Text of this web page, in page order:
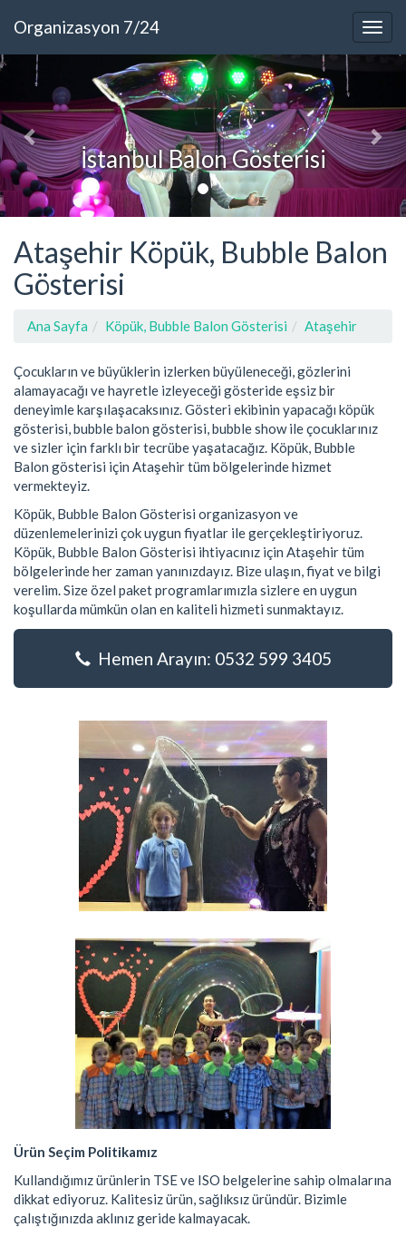
Organizasyon 7/24
İstanbul Balon Gösterisi
Ataşehir Köpük, Bubble Balon
Gösterisi
Ana Sayfa Köpük, Bubble Balon Gösterisi Ataşehir
Çocukların ve büyüklerin izlerken büyüleneceği, gözlerini
alamayacağı ve hayretle izleyeceği gösteride eşsiz bir
deneyimle karşılaşacaksınız. Gösteri ekibinin yapacağı köpük
gösterisi, bubble balon gösterisi, bubble show ile çocuklarınız
ve sizler için farklı bir tecrübe yaşatacağız. Köpük, Bubble
Balon gösterisi için Ataşehir tüm bölgelerinde hizmet
vermekteyiz.
Köpük, Bubble Balon Gösterisi organizasyon ve
düzenlemelerinizi çok uygun fiyatlar ile gerçekleştiriyoruz.
Köpük, Bubble Balon Gösterisi ihtiyacınız için Ataşehir tüm
bölgelerinde her zaman yanınızdayız. Bize ulaşın, fiyat ve bilgi
verelim. Size özel paket programlarımızla sizlere en uygun
koşullarda mümkün olan en kaliteli hizmeti sunmaktayız.
Hemen Arayın: 0532 599 3405
Ürün Seçim Politikamız
Kullandığımız ürünlerin TSE ve ISO belgelerine sahip olmalarına
dikkat ediyoruz. Kalitesiz ürün, sağlıksız üründür. Bizimle
çalıştığınızda aklınız geride kalmayacak.